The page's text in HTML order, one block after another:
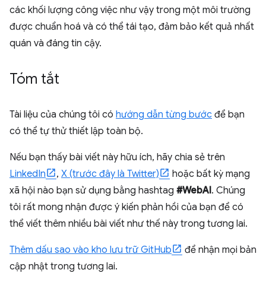
các khối lượng công việc như vậy trong một môi trường
được chuẩn hoá và có thể tái tạo, đảm bảo kết quả nhất
quán và đáng tin cậy.
Tóm tắt
Tài liệu của chúng tôi có hướng dẫn từng bước để bạn
có thể tự thử thiết lập toàn bộ.
Nếu bạn thấy bài viết này hữu ích, hãy chia sẻ trên
LinkedIn
, X (trước đây là Twitter)
hoặc bất kỳ mạng
xã hội nào bạn sử dụng bằng hashtag #WebAI. Chúng
tôi rất mong nhận được ý kiến phản hồi của bạn để có
thể viết thêm nhiều bài viết như thế này trong tương lai.
Thêm dấu sao vào kho lưu trữ GitHub
để nhận mọi bản
cập nhật trong tương lai.